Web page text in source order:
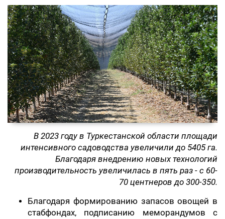
В 2023 году в Туркестанской области площади
интенсивного садоводства увеличили до 5405 га.
Благодаря внедрению новых технологий
производительность увеличилась в пять раз - с 60-
70 центнеров до 300-350.
Благодаря формированию запасов овощей в
стабфондах, подписанию меморандумов с